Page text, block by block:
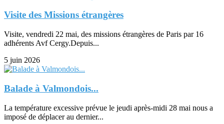
Visite des Missions étrangères
Visite, vendredi 22 mai, des missions étrangères de Paris par 16
adhérents Avf Cergy.Depuis...
5 juin 2026
Balade à Valmondois...
La température excessive prévue le jeudi après-midi 28 mai nous a
imposé de déplacer au dernier...